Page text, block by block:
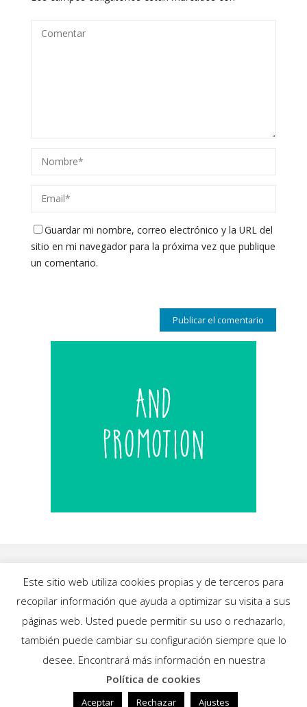
Guardar mi nombre, correo electrónico y la URL del
sitio en mi navegador para la próxima vez que publique
un comentario.
GALERÍAS
QUIÉNES SOMOS
Funciona conFluida&WordPress.
Este sitio web utiliza cookies propias y de terceros para
recopilar información que ayuda a optimizar su visita a sus
páginas web. Usted puede permitir su uso o rechazarlo,
también puede cambiar su configuración siempre que lo
desee. Encontrará más información en nuestra
Política de cookies
Aceptar Rechazar Ajustes